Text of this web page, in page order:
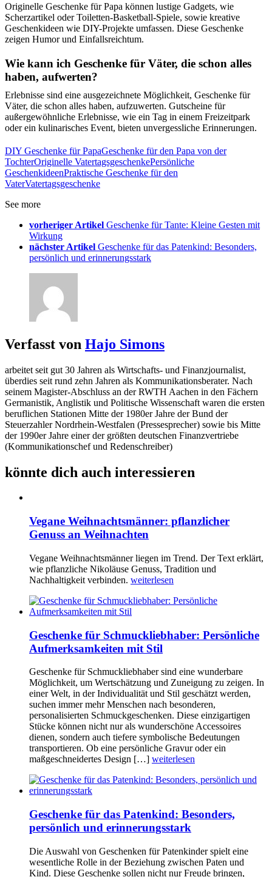
Originelle Geschenke für Papa können lustige Gadgets, wie
Scherzartikel oder Toiletten-Basketball-Spiele, sowie kreative
Geschenkideen wie DIY-Projekte umfassen. Diese Geschenke
zeigen Humor und Einfallsreichtum.
Wie kann ich Geschenke für Väter, die schon alles
haben, aufwerten?
Erlebnisse sind eine ausgezeichnete Möglichkeit, Geschenke für
Väter, die schon alles haben, aufzuwerten. Gutscheine für
außergewöhnliche Erlebnisse, wie ein Tag in einem Freizeitpark
oder ein kulinarisches Event, bieten unvergessliche Erinnerungen.
DIY Geschenke für PapaGeschenke für den Papa von der
TochterOriginelle VatertagsgeschenkePersönliche
GeschenkideenPraktische Geschenke für den
VaterVatertagsgeschenke
See more
vorheriger Artikel Geschenke für Tante: Kleine Gesten mit
Wirkung
nächster Artikel Geschenke für das Patenkind: Besonders,
persönlich und erinnerungsstark
Verfasst von Hajo Simons
arbeitet seit gut 30 Jahren als Wirtschafts- und Finanzjournalist,
überdies seit rund zehn Jahren als Kommunikationsberater. Nach
seinem Magister-Abschluss an der RWTH Aachen in den Fächern
Germanistik, Anglistik und Politische Wissenschaft waren die ersten
beruflichen Stationen Mitte der 1980er Jahre der Bund der
Steuerzahler Nordrhein-Westfalen (Pressesprecher) sowie bis Mitte
der 1990er Jahre einer der größten deutschen Finanzvertriebe
(Kommunikationschef und Redenschreiber)
könnte dich auch interessieren
Vegane Weihnachtsmänner: pflanzlicher
Genuss an Weihnachten
Vegane Weihnachtsmänner liegen im Trend. Der Text erklärt,
wie pflanzliche Nikoläuse Genuss, Tradition und
Nachhaltigkeit verbinden. weiterlesen
Geschenke für Schmuckliebhaber: Persönliche
Aufmerksamkeiten mit Stil
Geschenke für Schmuckliebhaber sind eine wunderbare
Möglichkeit, um Wertschätzung und Zuneigung zu zeigen. In
einer Welt, in der Individualität und Stil geschätzt werden,
suchen immer mehr Menschen nach besonderen,
personalisierten Schmuckgeschenken. Diese einzigartigen
Stücke können nicht nur als wunderschöne Accessoires
dienen, sondern auch tiefere symbolische Bedeutungen
transportieren. Ob eine persönliche Gravur oder ein
maßgeschneidertes Design […] weiterlesen
Geschenke für das Patenkind: Besonders,
persönlich und erinnerungsstark
Die Auswahl von Geschenken für Patenkinder spielt eine
wesentliche Rolle in der Beziehung zwischen Paten und
Kind. Diese Geschenke sollen nicht nur Freude bringen,